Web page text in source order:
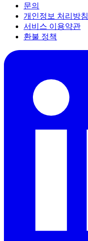
문의
개인정보 처리방침
서비스 이용약관
환불 정책